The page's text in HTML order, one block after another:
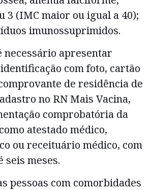
3 (IMC maior ou igual a 40);
imunossuprimidos.
necessário apresentar
com foto, cartão
de residência de
no RN Mais Vacina,
comprobatória da
atestado médico,
ou receituário médico, com
seis meses.
pessoas com comorbidades